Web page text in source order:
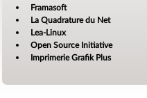
Framasoft
La Quadrature du Net
Lea-Linux
Open Source Initiative
Imprimerie Grafik Plus